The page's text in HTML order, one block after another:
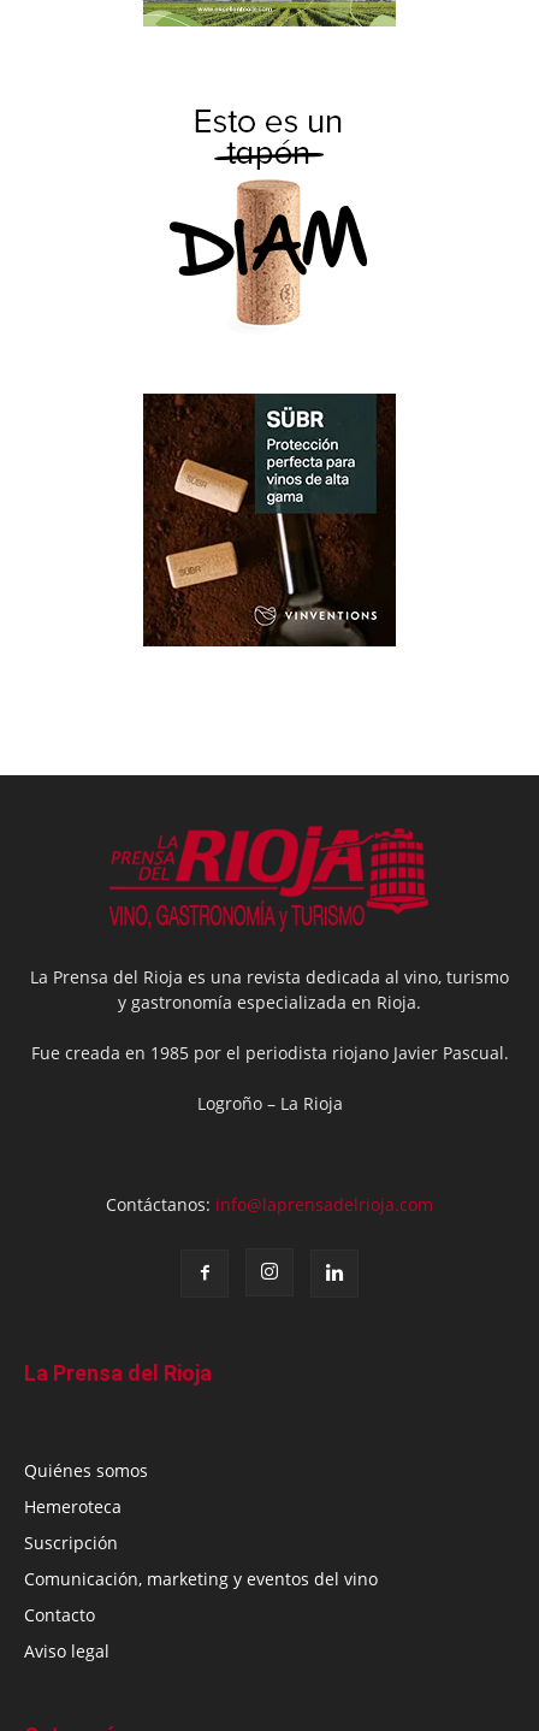
La Prensa del Rioja es una revista dedicada al vino, turismo
y gastronomía especializada en Rioja.
Fue creada en 1985 por el periodista riojano Javier Pascual.
Logroño – La Rioja
Contáctanos: info@laprensadelrioja.com
La Prensa del Rioja
Quiénes somos
Hemeroteca
Suscripción
Comunicación, marketing y eventos del vino
Contacto
Aviso legal